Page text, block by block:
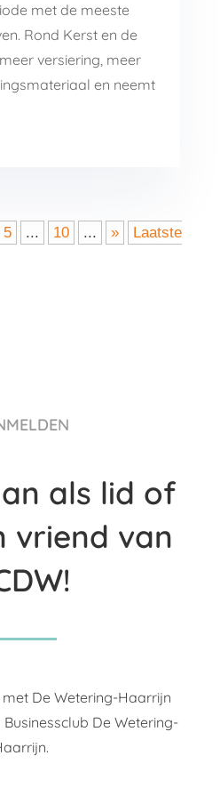
met de meeste
Rond Kerst en de
versiering, meer
en neemt
5 ... 10 ... »
Laatste
als lid of
vriend van
De Wetering-Haarrijn
De Wetering-